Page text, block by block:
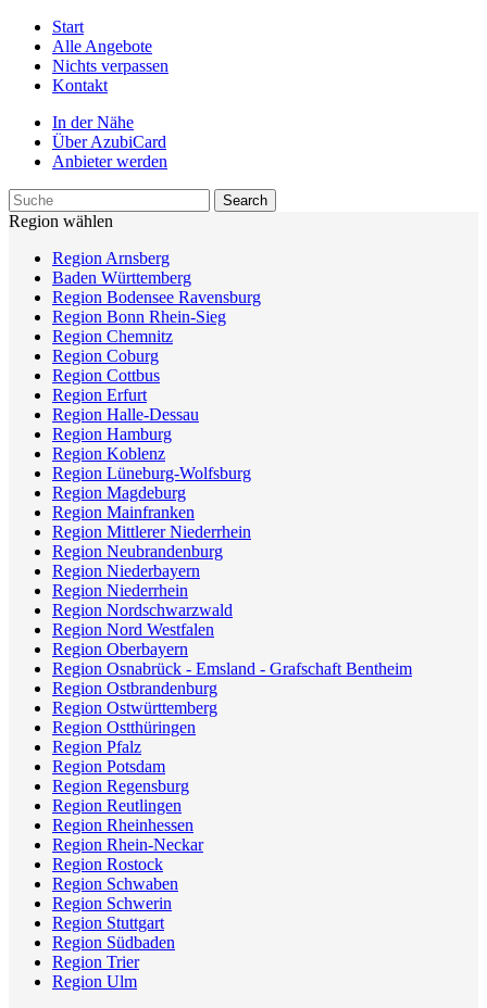
Start
Alle Angebote
Nichts verpassen
Kontakt
In der Nähe
Über AzubiCard
Anbieter werden
Region wählen
Region Arnsberg
Baden Württemberg
Region Bodensee Ravensburg
Region Bonn Rhein-Sieg
Region Chemnitz
Region Coburg
Region Cottbus
Region Erfurt
Region Halle-Dessau
Region Hamburg
Region Koblenz
Region Lüneburg-Wolfsburg
Region Magdeburg
Region Mainfranken
Region Mittlerer Niederrhein
Region Neubrandenburg
Region Niederbayern
Region Niederrhein
Region Nordschwarzwald
Region Nord Westfalen
Region Oberbayern
Region Osnabrück - Emsland - Grafschaft Bentheim
Region Ostbrandenburg
Region Ostwürttemberg
Region Ostthüringen
Region Pfalz
Region Potsdam
Region Regensburg
Region Reutlingen
Region Rheinhessen
Region Rhein-Neckar
Region Rostock
Region Schwaben
Region Schwerin
Region Stuttgart
Region Südbaden
Region Trier
Region Ulm